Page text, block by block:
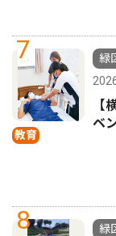
7
教育
緑
【
ベ
8
緑